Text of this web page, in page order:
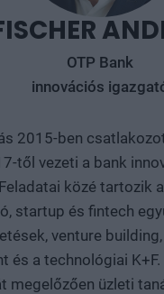
OTP Bank
innovációs
2015-ben
től vezeti a bank
közé tartozik
startup és fintech
venture
és a technológiai
megelőzően üzleti